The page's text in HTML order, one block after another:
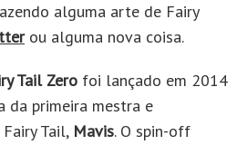
alguma arte de Fairy
ou alguma nova coisa.
Tail Zero foi lançado em 2014
da primeira mestra e
Tail, Mavis. O spin-off